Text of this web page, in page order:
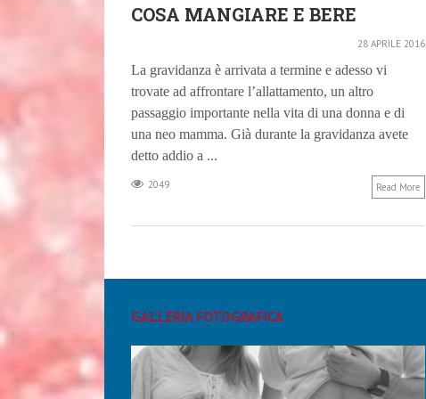
COSA MANGIARE E BERE
28 APRILE 2016
La gravidanza è arrivata a termine e adesso vi
trovate ad affrontare l’allattamento, un altro
passaggio importante nella vita di una donna e di
una neo mamma. Già durante la gravidanza avete
detto addio a ...
2049 Read More
GALLERIA FOTOGRAFICA